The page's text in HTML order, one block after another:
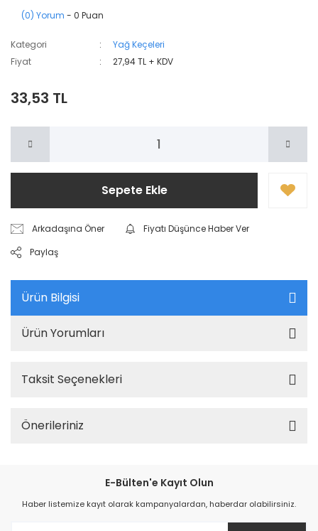
(0) Yorum - 0 Puan
Kategori
Yağ Keçeleri
Fiyat
27,94 TL + KDV
33,53 TL
Sepete Ekle
Arkadaşına Öner
Fiyatı Düşünce Haber Ver
Paylaş
Ürün Bilgisi
Ürün Yorumları
Taksit Seçenekleri
Önerileriniz
E-Bülten'e Kayıt Olun
Haber listemize kayıt olarak kampanyalardan, haberdar olabilirsiniz.